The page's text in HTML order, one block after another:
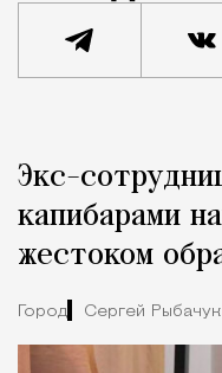
Город
Экс-
капибарами
жестоком
Город Сергей Рыбачук